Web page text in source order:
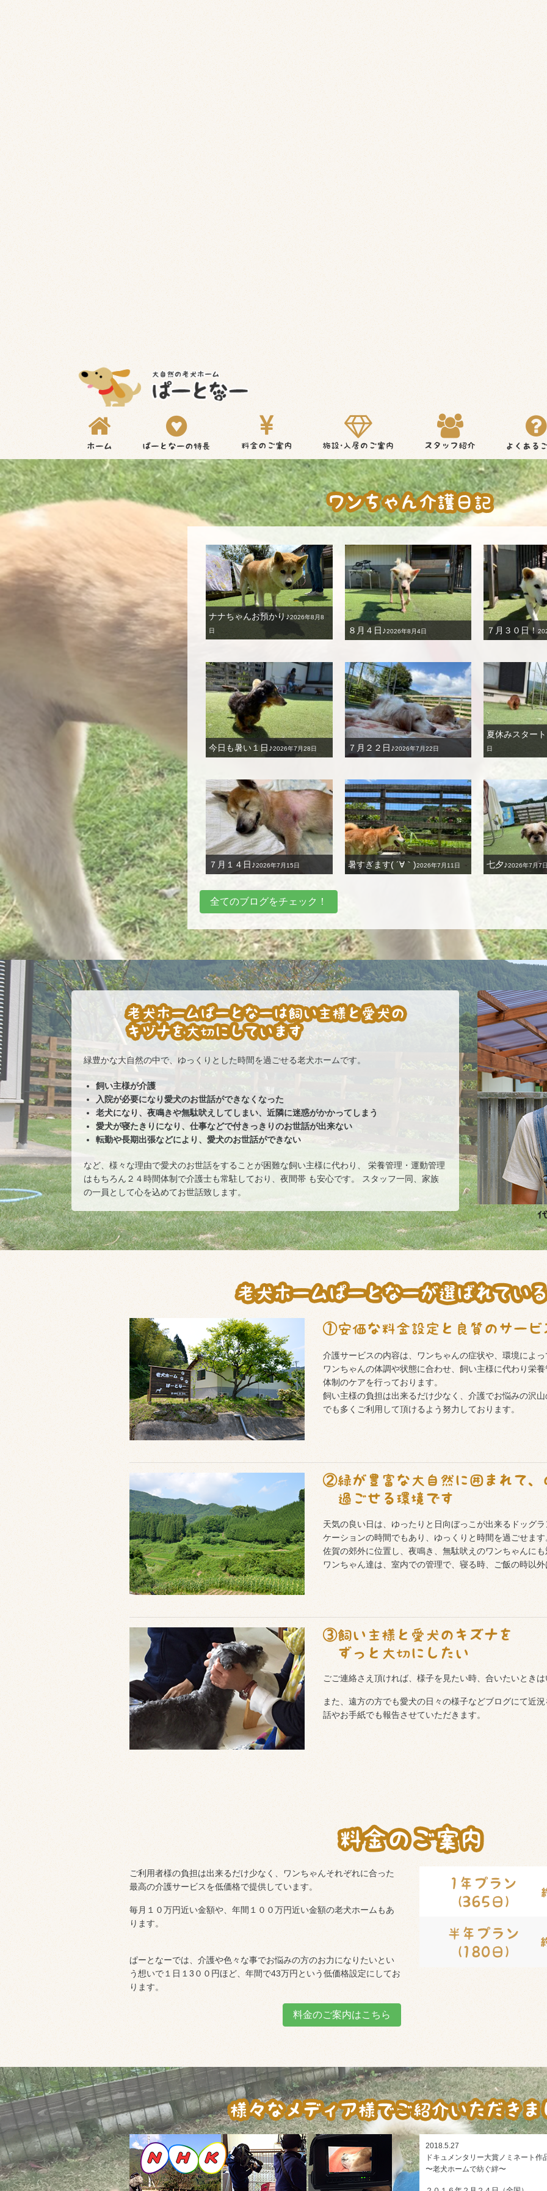
ナナちゃんお預かり♪2026年8月8
日
８月４日♪2026年8月4日 ７月３０日！
今日も暑い１日♪2026年7月28日 ７月２２日♪2026年7月22日
夏休みスター
日
７月１４日♪2026年7月15日 暑すぎます( ´∀｀)2026年7月11日 七夕♪2026年7月7
全てのブログをチェック！
緑豊かな大自然の中で、ゆっくりとした時間を過ごせる老犬ホームです。
飼い主様が介護
入院が必要になり愛犬のお世話ができなくなった
老犬になり、夜鳴きや無駄吠えしてしまい、近隣に迷惑がかかってしまう
愛犬が寝たきりになり、仕事などで付きっきりのお世話が出来ない
転勤や長期出張などにより、愛犬のお世話ができない
など、様々な理由で愛犬のお世話をすることが困難な飼い主様に代わり、 栄養管理・運動管理
はもちろん２４時間体制で介護士も常駐しており、夜間帯 も安心です。 スタッフ一同、家族
の一員として心を込めてお世話致します。
介護サービスの内容は、ワンちゃんの症状や、環境によ
ワンちゃんの体調や状態に合わせ、飼い主様に代わり栄
体制のケアを行っております。
飼い主様の負担は出来るだけ少なく、介護でお悩みの沢
でも多くご利用して頂けるよう努力しております。
天気の良い日は、ゆったりと日向ぼっこが出来るドッグ
ケーションの時間でもあり、ゆっくりと時間を過ごせます
佐賀の郊外に位置し、夜鳴き、無駄吠えのワンちゃんに
ワンちゃん達は、室内での管理で、寝る時、ご飯の時以
ごご連絡さえ頂ければ、様子を見たい時、合いたいとき
また、遠方の方でも愛犬の日々の様子などブログにて近
話やお手紙でも報告させていただきます。
ご利用者様の負担は出来るだけ少なく、ワンちゃんそれぞれに合った
最高の介護サービスを低価格で提供しています。
毎月１０万円近い金額や、年間１００万円近い金額の老犬ホームもあ
ります。
ぱーとなーでは、介護や色々な事でお悩みの方のお力になりたいとい
う想いで１日１3００円ほど、年間で43万円という低価格設定にしてお
ります。
料金のご案内はこちら
2018.5.27
ドキュメンタリー大賞ノミネート
〜老犬ホームで紡ぐ絆〜